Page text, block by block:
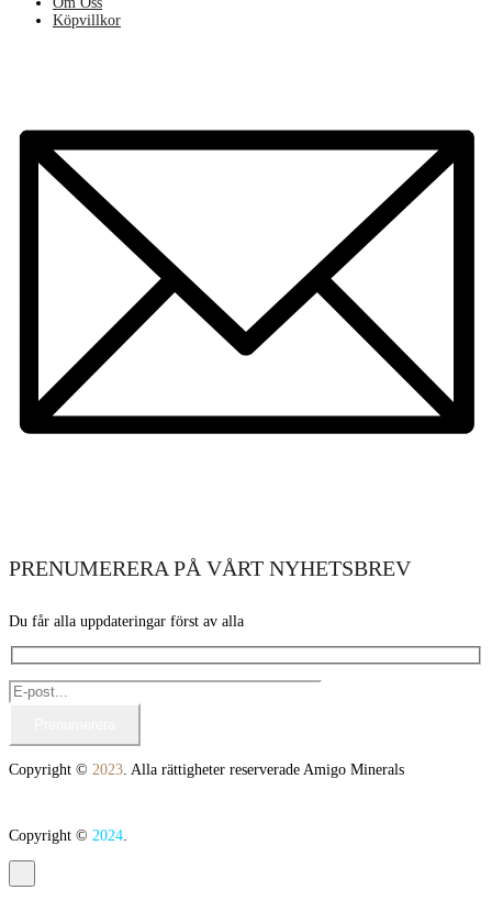
Köpvillkor
PRENUMERERA PÅ VÅRT NYHETSBREV
Du får alla uppdateringar först av alla
Copyright © 2023. Alla rättigheter reserverade Amigo Minerals
Copyright © 2024.